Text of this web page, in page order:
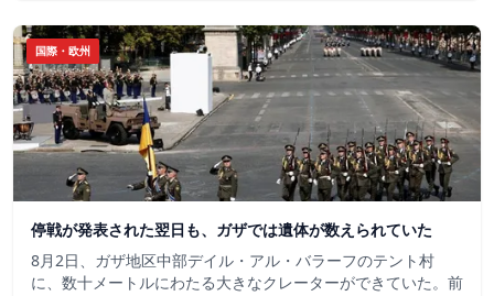
国際・欧州
停戦が発表された翌日も、ガザでは遺体が数えられていた
8月2日、ガザ地区中部デイル・アル・バラーフのテント村
に、数十メートルにわたる大きなクレーターができていた。前